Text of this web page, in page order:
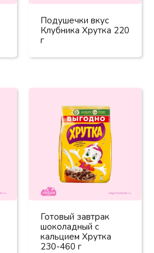
Подушечки вкус
Клубника Хрутка 220
г
Готовый завтрак
шоколадный с
кальцием Хрутка
230-460 г